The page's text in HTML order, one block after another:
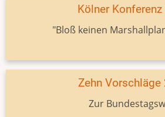
Kölner
"Bloß keinen
Zehn Vorschläge
Zur